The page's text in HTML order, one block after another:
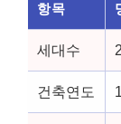
항목
세대수
건축연도